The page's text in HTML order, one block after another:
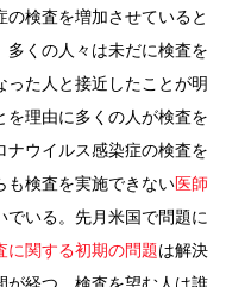
検査を増加させていると
多くの人々は未だに検査を
た人と接近したことが明
を理由に多くの人が検査を
ナウイルス感染症の検査を
も検査を実施できない医師
でいる。先月米国で問題に
に関する初期の問題は解決